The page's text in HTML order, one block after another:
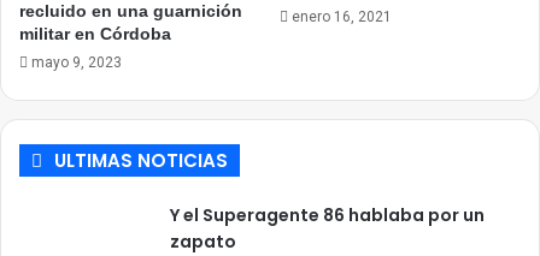
recluido en una guarnición
militar en Córdoba
mayo 9, 2023
enero 16, 2021
ULTIMAS NOTICIAS
Y el Superagente 86 hablaba por un
zapato